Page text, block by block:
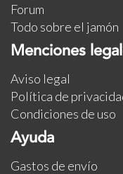
Forum
Todo sobre el jamón
Menciones
Aviso legal
Política de
Condiciones de uso
Ayuda
Gastos de envío